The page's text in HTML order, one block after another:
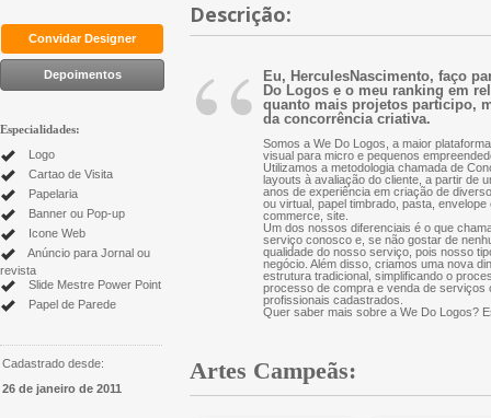
Convidar Designer
Depoimentos
Especialidades:
Logo
Cartao de Visita
Papelaria
Banner ou Pop-up
Icone Web
Anúncio para Jornal ou
revista
Slide Mestre Power Point
Papel de Parede
Cadastrado desde:
26 de janeiro de 2011
Descrição:
“
Eu, HerculesNascimento, faço
Do Logos e o meu ranking em
quanto mais projetos participo,
da concorrência criativa.
Somos a We Do Logos, a maior
visual para micro e pequenos
Utilizamos a metodologia chamada de
layouts à avaliação do cliente, a partir de
anos de experiência em criação de
ou virtual, papel timbrado, pasta,
commerce, site.
Um dos nossos diferenciais é o que
serviço conosco e, se não gostar de
qualidade do nosso serviço, pois nosso
negócio. Além disso, criamos uma nova
estrutura tradicional, simplificando o
processo de compra e venda de serviços
profissionais cadastrados.
Quer saber mais sobre a We Do Logos?
Artes Campeãs: